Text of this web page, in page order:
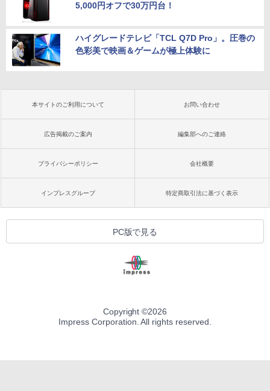
5,000円オフで30万円台！
ハイグレードテレビ「TCL Q7D Pro」。圧巻の
色彩美で映画＆ゲームが極上体験に
本サイトのご利用について お問い合わせ
広告掲載のご案内 編集部へのご連絡
プライバシーポリシー 会社概要
インプレスグループ 特定商取引法に基づく表示
PC版で見る
Copyright ©2026
Impress Corporation. All rights reserved.